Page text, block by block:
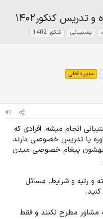
تدریس کنکور۱۴۰۲
پشتیبانی کنکور 1402
مدیر داخلی
#1
انجام میشه. افرادی که
یا تدریس خصوصی دارند
بهشون پیغام خصوصی میدن
و رتبه و شرایط. مسائل
مشاور مطرح نکنند و فقط